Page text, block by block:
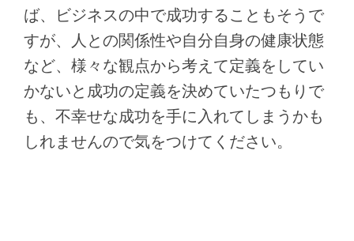
ば、ビジネスの中で成功することもそうで
すが、人との関係性や自分自身の健康状態
など、様々な観点から考えて定義をしてい
かないと成功の定義を決めていたつもりで
も、不幸せな成功を手に入れてしまうかも
しれませんので気をつけてください。